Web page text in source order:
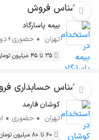
کارشناس فروش
بیمه پاسارگاد
تهران
35 تا 45 میلیون تومان
کارشناس حسابداری
کوشان فارمد
تهران
حضوری
60 تا 80 میلیون تومان